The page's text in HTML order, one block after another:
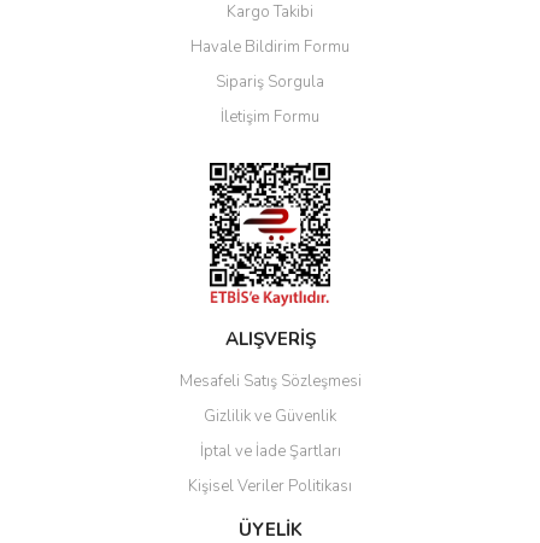
Ürün resmi kalitesiz, bozuk veya görüntülenemiyor.
Ürün açıklamasında eksik bilgiler bulunuyor.
Ürün bilgilerinde hatalar bulunuyor.
Ürün fiyatı diğer sitelerden daha pahalı.
Gönder
Kargo Takibi
Havale Bildirim Formu
Sipariş Sorgula
İletişim Formu
ALIŞVERİŞ
Mesafeli Satış Sözleşmesi
Gizlilik ve Güvenlik
İptal ve İade Şartları
Kişisel Veriler Politikası
ÜYELİK